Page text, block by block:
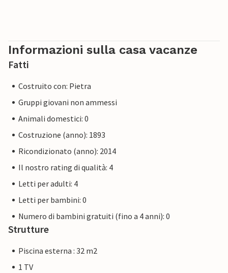
Informazioni sulla casa vacanze
Fatti
Costruito con: Pietra
Gruppi giovani non ammessi
Animali domestici: 0
Costruzione (anno): 1893
Ricondizionato (anno): 2014
Il nostro rating di qualità: 4
Letti per adulti: 4
Letti per bambini: 0
Numero di bambini gratuiti (fino a 4 anni): 0
Strutture
Piscina esterna : 32 m2
1 TV